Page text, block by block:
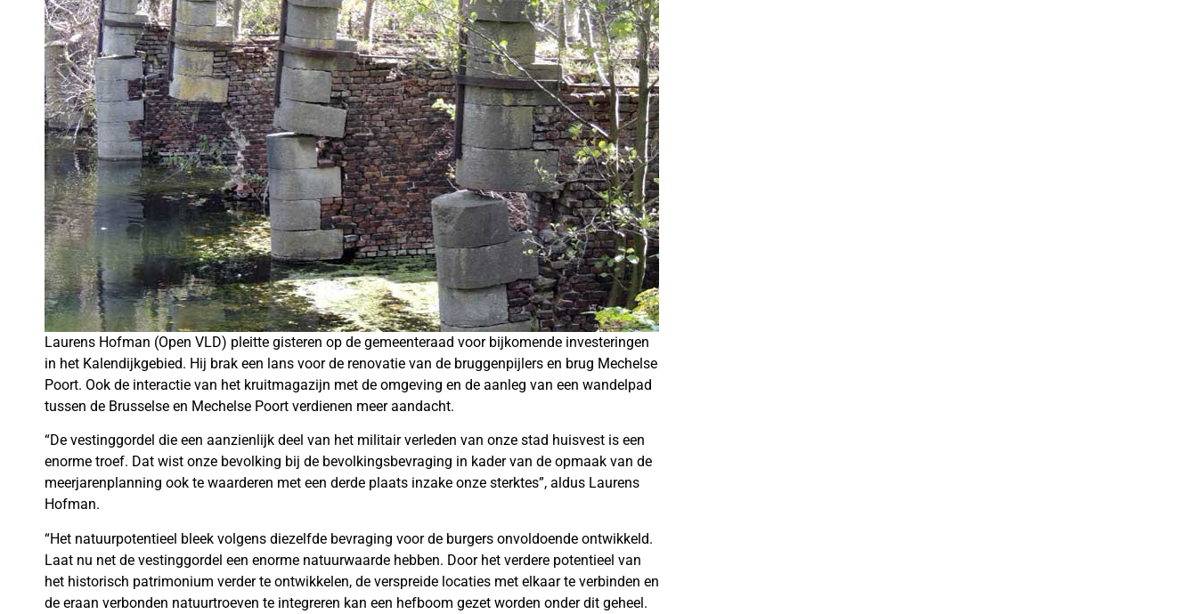
Laurens Hofman (Open VLD) pleitte gisteren op de gemeenteraad voor bijkomende investeringen
in het Kalendijkgebied. Hij brak een lans voor de renovatie van de bruggenpijlers en brug Mechelse
Poort. Ook de interactie van het kruitmagazijn met de omgeving en de aanleg van een wandelpad
tussen de Brusselse en Mechelse Poort verdienen meer aandacht.
“De vestinggordel die een aanzienlijk deel van het militair verleden van onze stad huisvest is een
enorme troef. Dat wist onze bevolking bij de bevolkingsbevraging in kader van de opmaak van de
meerjarenplanning ook te waarderen met een derde plaats inzake onze sterktes”, aldus Laurens
Hofman.
“Het natuurpotentieel bleek volgens diezelfde bevraging voor de burgers onvoldoende ontwikkeld.
Laat nu net de vestinggordel een enorme natuurwaarde hebben. Door het verdere potentieel van
het historisch patrimonium verder te ontwikkelen, de verspreide locaties met elkaar te verbinden en
de eraan verbonden natuurtroeven te integreren kan een hefboom gezet worden onder dit geheel.